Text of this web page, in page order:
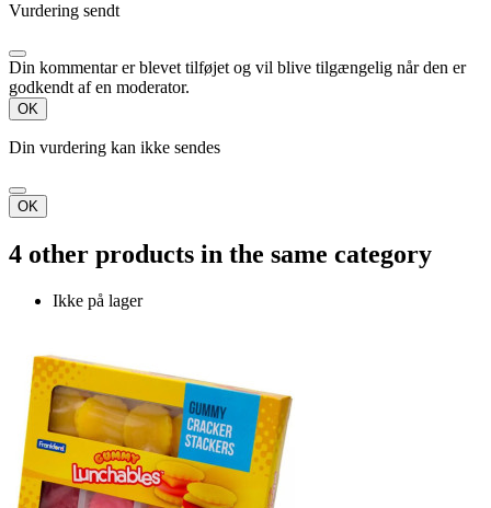
Vurdering sendt
Din kommentar er blevet tilføjet og vil blive tilgængelig når den er
godkendt af en moderator.
OK
Din vurdering kan ikke sendes
OK
4 other products in the same category
Ikke på lager